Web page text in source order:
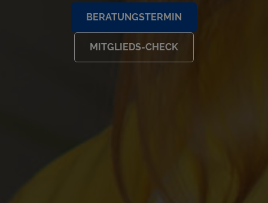
BERATUNGSTERMIN
MITGLIEDS-CHECK